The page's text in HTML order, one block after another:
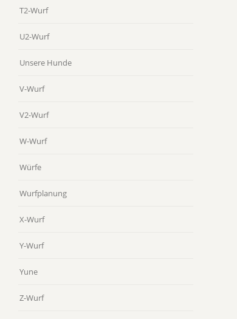
T2-Wurf
U2-Wurf
Unsere Hunde
V-Wurf
V2-Wurf
W-Wurf
Würfe
Wurfplanung
X-Wurf
Y-Wurf
Yune
Z-Wurf